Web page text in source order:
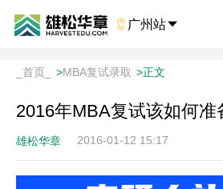
 广州站
_首页_ >MBA复试录取 >正文
2016年MBA复试该如何准
雄松华章 2016-01-12 15:17